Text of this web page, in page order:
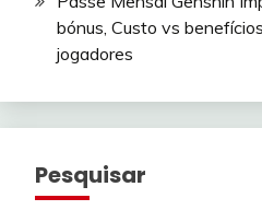
bónus, Custo vs
jogadores
Pesquisar